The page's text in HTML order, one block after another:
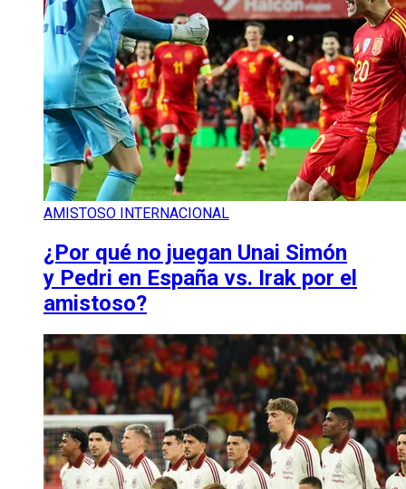
AMISTOSO INTERNACIONAL
¿Por qué no juegan Unai Simón
y Pedri en España vs. Irak por el
amistoso?